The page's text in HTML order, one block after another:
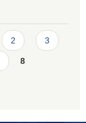
2 3
8